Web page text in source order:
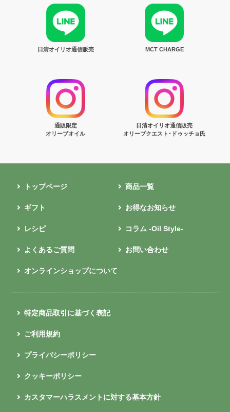
日清オイリオ通信販売 MCT CHARGE
通販限定
オリーブオイル
日清オイリオ通信販売
オリーブクエスト･ドゥッチョ氏
トップページ 商品一覧
ギフト お得なお知らせ
レシピ コラム -Oil Style-
よくあるご質問 お問い合わせ
オンラインショップについて
特定商品取引に基づく表記
ご利用規約
プライバシーポリシー
クッキーポリシー
カスタマーハラスメントに対する基本方針